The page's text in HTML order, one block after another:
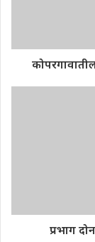
प्रभाग